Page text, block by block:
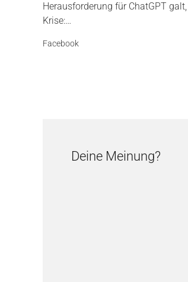
Herausforderung für ChatGPT
Krise:…
Facebook
Deine Meinung?